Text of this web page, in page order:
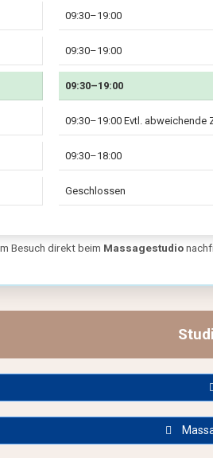
09:30–19:00
09:30–19:00
09:30–19:00
09:30–19:00 Evtl. abweichende
09:30–18:00
Geschlossen
Besuch direkt beim Massagestudio